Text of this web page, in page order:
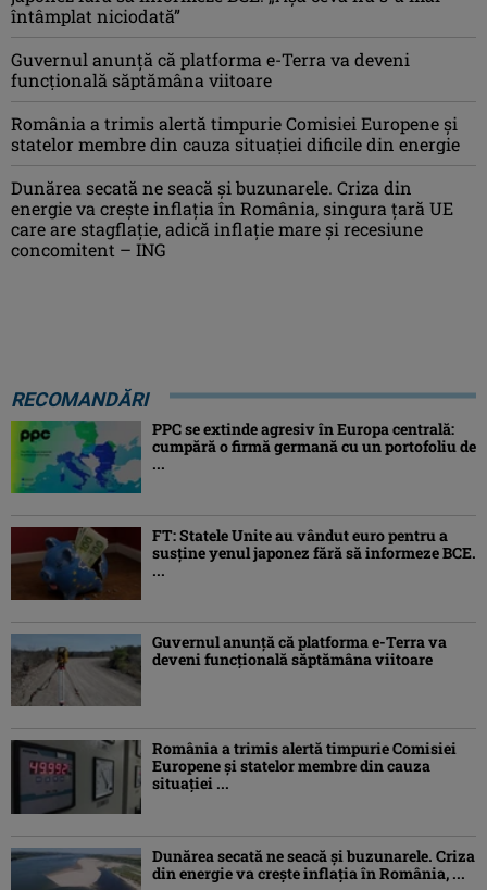
întâmplat niciodată”
Guvernul anunță că platforma e-Terra va deveni
funcţională săptămâna viitoare
România a trimis alertă timpurie Comisiei Europene și
statelor membre din cauza situației dificile din energie
Dunărea secată ne seacă și buzunarele. Criza din
energie va crește inflația în România, singura țară UE
care are stagflație, adică inflație mare și recesiune
concomitent – ING
RECOMANDĂRI
PPC se extinde agresiv în Europa centrală:
cumpără o firmă germană cu un portofoliu de
...
FT: Statele Unite au vândut euro pentru a
susține yenul japonez fără să informeze BCE.
...
Guvernul anunță că platforma e-Terra va
deveni funcţională săptămâna viitoare
România a trimis alertă timpurie Comisiei
Europene și statelor membre din cauza
situației ...
Dunărea secată ne seacă și buzunarele. Criza
din energie va crește inflația în România, ...